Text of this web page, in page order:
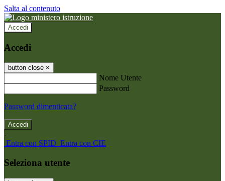
Salta al contenuto
Accedi
Accedi
button close ×
Nome Utente
Password
Password dimenticata?
-
Entra con SPID Entra con CIE
Seleziona utente